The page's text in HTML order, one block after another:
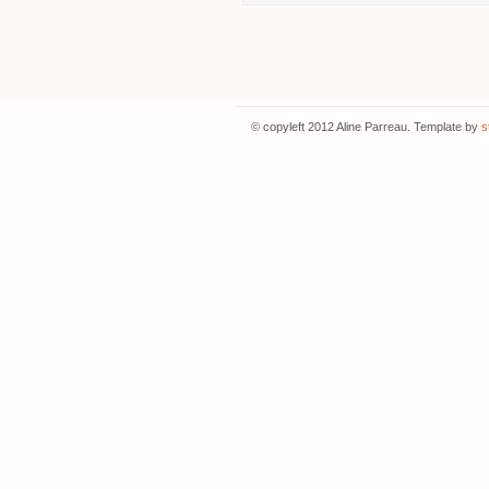
© copyleft 2012 Aline Parreau. Template by